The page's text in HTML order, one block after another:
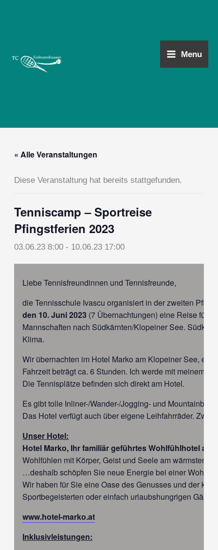
Menu
« Alle Veranstaltungen
Diese Veranstaltung hat bereits stattgefunden.
Tenniscamp – Sportreise
Pfingstferien 2023
03.06.23 8:00 - 10.06.23 17:00
Liebe Tennisfreundinnen und Tennisfreunde,
die Tennisschule Ivascu organisiert in der zweiten
den 10. Juni 2023 (7 Übernachtungen) eine Reise für
Mannschaften nach Südkärnten/Klopeiner See.
Klima.
Wir übernachten im Hotel Marko am Klopeiner See,
Fahrzeit beträgt ca. 6 Stunden. Ich werde mit meinem
Die Tennisplätze befinden sich direkt am Hotel.
Es gibt tolle Inliner-/Wander-/Jogging- und
Das Hotel verfügt auch über eigene Leihfahrräder.
Unser Hotel:
Hotel Marko, Ihr familiär geführtes Wohlfühlhotel
Wohlfühlen mit Körper, Geist und Seele am wärmsten
…deshalb schöpfen Sie neue Energie bei einer
Wir haben für Sie eine Oase des Genusses und der
Sportbegeisterten oder einfach urlaubshungrigen
www.hotel-marko.at
Inklusivleistungen: